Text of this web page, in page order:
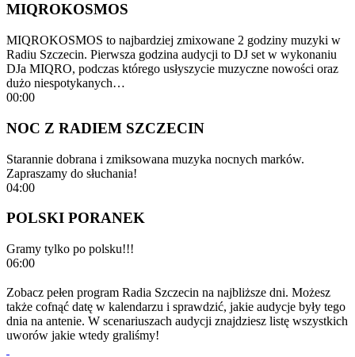
MIQROKOSMOS
MIQROKOSMOS to najbardziej zmixowane 2 godziny muzyki w
Radiu Szczecin. Pierwsza godzina audycji to DJ set w wykonaniu
DJa MIQRO, podczas którego usłyszycie muzyczne nowości oraz
dużo niespotykanych…
00:00
NOC Z RADIEM SZCZECIN
Starannie dobrana i zmiksowana muzyka nocnych marków.
Zapraszamy do słuchania!
04:00
POLSKI PORANEK
Gramy tylko po polsku!!!
06:00
Zobacz pełen program Radia Szczecin na najbliższe dni. Możesz
także cofnąć datę w kalendarzu i sprawdzić, jakie audycje były tego
dnia na antenie. W scenariuszach audycji znajdziesz listę wszystkich
uworów jakie wtedy graliśmy!